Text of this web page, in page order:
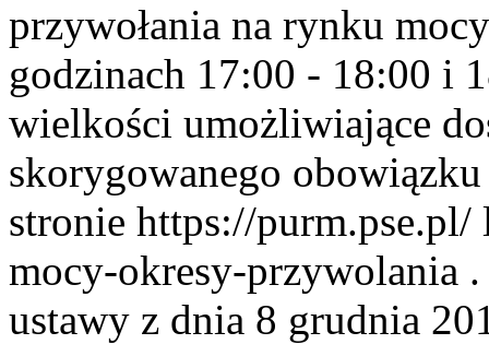
przywołania na rynku
godzinach 17:00 - 18:00 i
wielkości umożliwiające
skorygowanego
stronie https://
mocy-okresy-przywolania
ustawy z dnia 8 grudnia